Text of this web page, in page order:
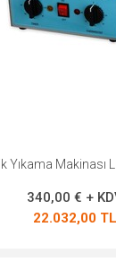
Yıkama Makinası
340,00 € +
22.032,00 TL